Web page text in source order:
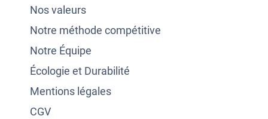
Nos valeurs
Notre méthode compétitive
Notre Équipe
Écologie et Durabilité
Mentions légales
CGV